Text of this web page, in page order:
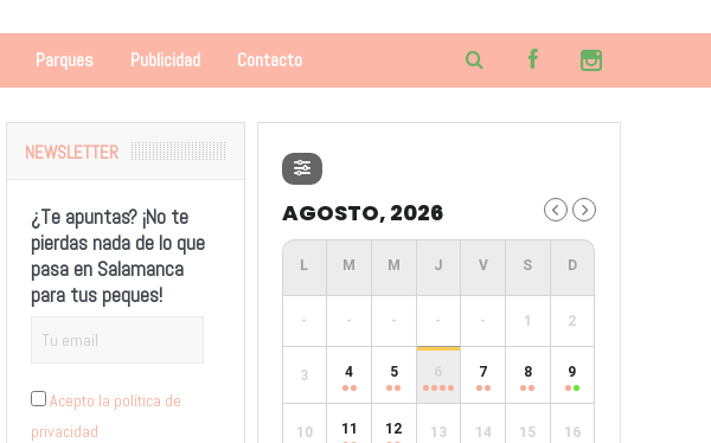
Parques Publicidad Contacto
NEWSLETTER
¿Te apuntas? ¡No te
pierdas nada de lo que
pasa en Salamanca
para tus peques!
Acepto la política de
privacidad
AGOSTO, 2026
- - - - - 1 2
3 4 5 6 7 8 9
10 11 12 13 14 15 16